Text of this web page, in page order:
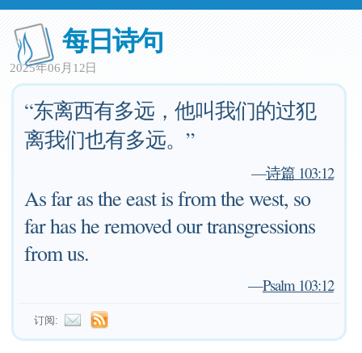
每日诗句
2025年06月12日
“东离西有多远，他叫我们的过犯
离我们也有多远。”
—诗篇 103:12
As far as the east is from the west, so
far has he removed our transgressions
from us.
—Psalm 103:12
订阅: